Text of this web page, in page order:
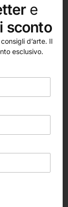
fine Polycolor,
e
sconto
d’arte. Il
esclusivo.